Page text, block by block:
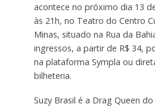
acontece no próximo dia 13
às 21h, no Teatro do Centro
Minas, situado na Rua da
ingressos, a partir de R$ 34,
na plataforma Sympla ou
bilheteria.
Suzy Brasil é a Drag Queen